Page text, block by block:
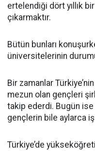
ertelendiği dört yıllık
çıkarmaktır.
Bütün bunları
üniversitelerinin
Bir zamanlar
mezun olan gençleri
takip ederdi. Bugün
gençlerin bile aylarca iş
Türkiye’de